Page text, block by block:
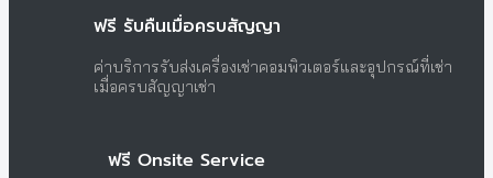
ฟรี รับคืนเมื่อครบสัญญา
ค่าบริการรับส่งเครื่องเช่าคอมพิวเตอร์และอุปกรณ์ที่เช่า
เมื่อครบสัญญาเช่า
ฟรี Onsite Service